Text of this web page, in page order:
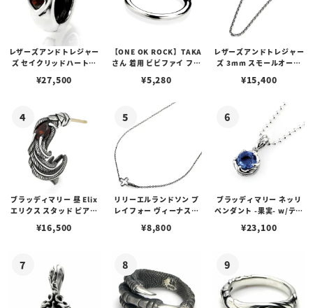
レザーズアンドトレジャー
ズ セイクリッドハートピ
¥27,500
【ONE OK ROCK】TAKA
さん 着用 ビビファイ フー
¥5,280
レザーズアンドトレジャー
ズ 3mm スモールオーバ
ブスタークラスプ＆LTロ
¥15,400
ブラッディマリー 昼 Elix
エリクス スタッド ピアス
¥16,500
リリーエルランドソン プ
レイフォー ヴィーナスチ
¥8,800
ブラッディマリー ネッリ
ペンダント -果実- w/ティ
¥23,100